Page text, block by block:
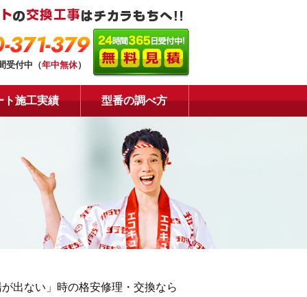
371-379
受付中（年中無休）
ト施工実績 型番の調べ方
出ない」時の格安修理・交換なら